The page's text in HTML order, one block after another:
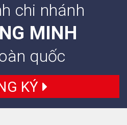
chi nhánh
MINH
quốc
KÝ